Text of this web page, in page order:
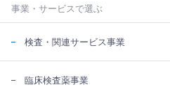
事業・サービスで選ぶ
検査・関連サービス事業
臨床検査薬事業